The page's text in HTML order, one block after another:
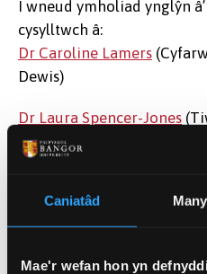
Caniatâd
Mae'r wefan hon yn
I wneud ymholiad ynglŷn
cysylltwch â:
Dr Caroline Lamers
Dewis)
Dr Laura Spencer-Jones